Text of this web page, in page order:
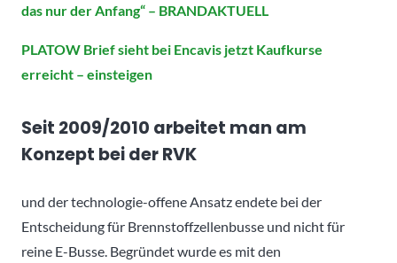
das nur der Anfang“ – BRANDAKTUELL
PLATOW Brief sieht bei Encavis jetzt Kaufkurse
erreicht – einsteigen
Seit 2009/2010 arbeitet man am
Konzept bei der RVK
und der technologie-offene Ansatz endete bei der
Entscheidung für Brennstoffzellenbusse und nicht für
reine E-Busse. Begründet wurde es mit den